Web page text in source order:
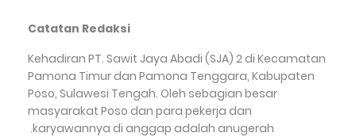
Catatan Redaksi
Kehadiran PT. Sawit Jaya Abadi (SJA) 2 di Kecamatan
Pamona Timur dan Pamona Tenggara, Kabupaten
Poso, Sulawesi Tengah. Oleh sebagian besar
masyarakat Poso dan para pekerja dan
karyawannya di anggap adalah anugerah.